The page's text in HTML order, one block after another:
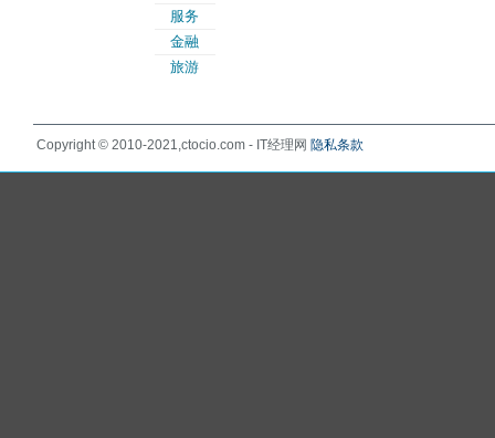
服务
金融
旅游
Copyright © 2010-2021,ctocio.com - IT经理网 隐私条款